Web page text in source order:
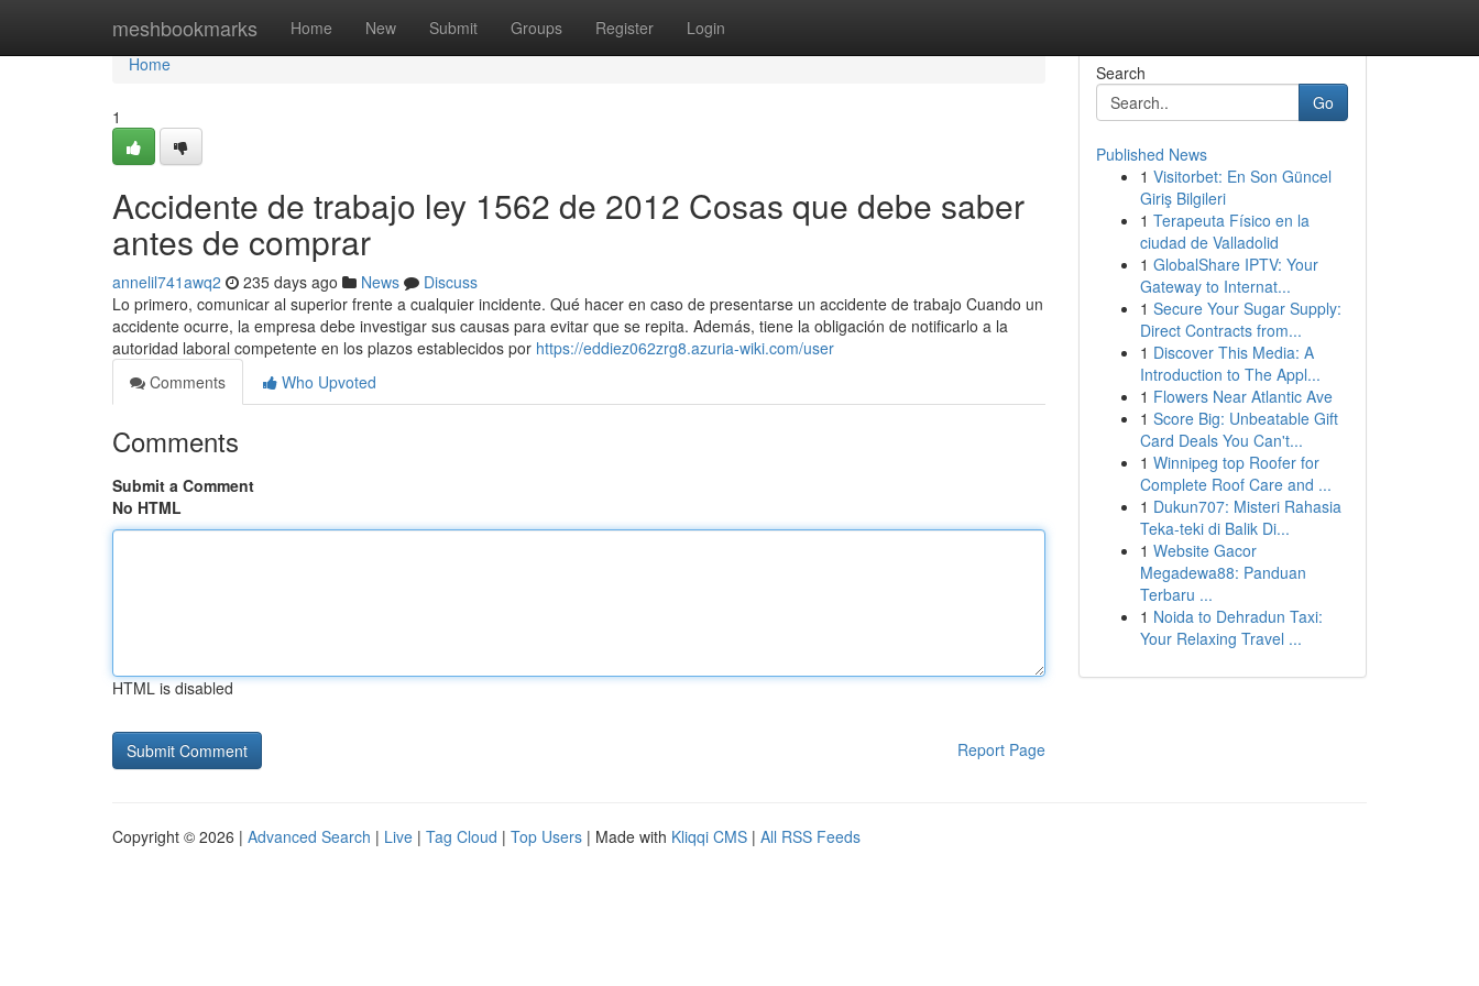
meshbookmarks Home New Submit Groups Register Login
Home
Home
1
Accidente de trabajo ley 1562 de 2012 Cosas que debe saber
antes de comprar
annelil741awq2 235 days ago News
Discuss
Lo primero, comunicar al superior frente a cualquier incidente. Qué hacer en caso de presentarse un accidente de trabajo Cuando un
accidente ocurre, la empresa debe investigar sus causas para evitar que se repita. Además, tiene la obligación de notificarlo a la
autoridad laboral competente en los plazos establecidos por https://eddiez062zrg8.azuria-wiki.com/user
Comments
Who Upvoted
Comments
Submit a Comment
No HTML
HTML is disabled
Report Page
Search
Go
Published News
1 Visitorbet: En Son Güncel
Giriş Bilgileri
1 Terapeuta Físico en la
ciudad de Valladolid
1 GlobalShare IPTV: Your
Gateway to Internat...
1 Secure Your Sugar Supply:
Direct Contracts from...
1 Discover This Media: A
Introduction to The Appl...
1 Flowers Near Atlantic Ave
1 Score Big: Unbeatable Gift
Card Deals You Can't...
1 Winnipeg top Roofer for
Complete Roof Care and ...
1 Dukun707: Misteri Rahasia
Teka-teki di Balik Di...
1 Website Gacor
Megadewa88: Panduan
Terbaru ...
1 Noida to Dehradun Taxi:
Your Relaxing Travel ...
Copyright © 2026 | Advanced Search | Live | Tag Cloud | Top Users | Made with Kliqqi CMS | All RSS Feeds